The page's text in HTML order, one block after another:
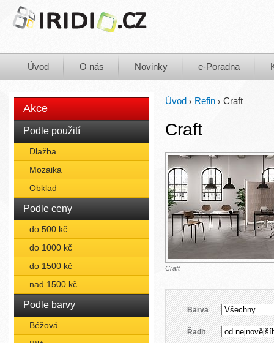
Úvod O nás Novinky e-Poradna
Akce
Podle použití
Dlažba
Mozaika
Obklad
Podle ceny
do 500 kč
do 1000 kč
do 1500 kč
nad 1500 kč
Podle barvy
Béžová
Úvod › Refin › Craft
Craft
Craft
Barva
Řadit